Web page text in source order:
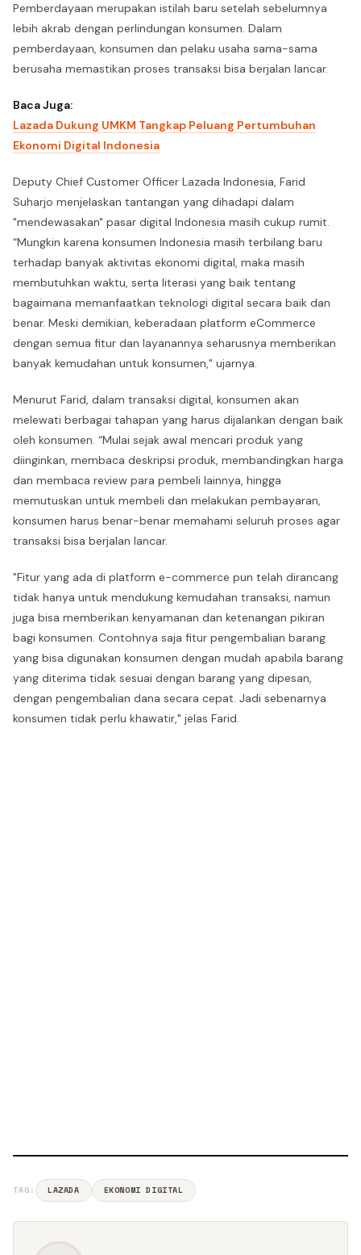
Pemberdayaan merupakan istilah baru setelah sebelumnya
lebih akrab dengan perlindungan konsumen. Dalam
pemberdayaan, konsumen dan pelaku usaha sama-sama
berusaha memastikan proses transaksi bisa berjalan lancar.
Baca Juga:
Lazada Dukung UMKM Tangkap Peluang Pertumbuhan
Ekonomi Digital Indonesia
Deputy Chief Customer Officer Lazada Indonesia, Farid
Suharjo menjelaskan tantangan yang dihadapi dalam
"mendewasakan" pasar digital Indonesia masih cukup rumit.
“Mungkin karena konsumen Indonesia masih terbilang baru
terhadap banyak aktivitas ekonomi digital, maka masih
membutuhkan waktu, serta literasi yang baik tentang
bagaimana memanfaatkan teknologi digital secara baik dan
benar. Meski demikian, keberadaan platform eCommerce
dengan semua fitur dan layanannya seharusnya memberikan
banyak kemudahan untuk konsumen," ujarnya.
Menurut Farid, dalam transaksi digital, konsumen akan
melewati berbagai tahapan yang harus dijalankan dengan baik
oleh konsumen. “Mulai sejak awal mencari produk yang
diinginkan, membaca deskripsi produk, membandingkan harga
dan membaca review para pembeli lainnya, hingga
memutuskan untuk membeli dan melakukan pembayaran,
konsumen harus benar-benar memahami seluruh proses agar
transaksi bisa berjalan lancar.
"Fitur yang ada di platform e-commerce pun telah dirancang
tidak hanya untuk mendukung kemudahan transaksi, namun
juga bisa memberikan kenyamanan dan ketenangan pikiran
bagi konsumen. Contohnya saja fitur pengembalian barang
yang bisa digunakan konsumen dengan mudah apabila barang
yang diterima tidak sesuai dengan barang yang dipesan,
dengan pengembalian dana secara cepat. Jadi sebenarnya
konsumen tidak perlu khawatir," jelas Farid.
TAG: LAZADA EKONOMI DIGITAL